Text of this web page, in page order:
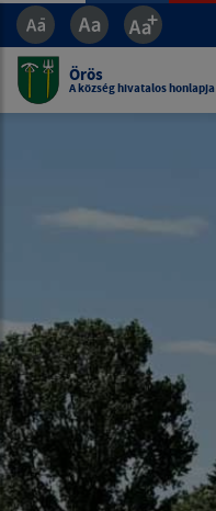
Örös
A község hivatalos honlapja